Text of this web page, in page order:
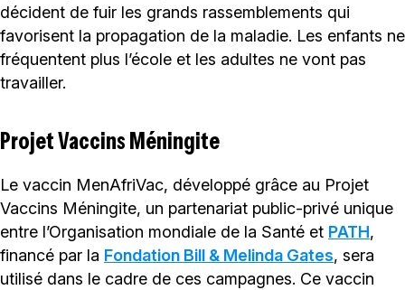
décident de fuir les grands rassemblements qui
favorisent la propagation de la maladie. Les enfants ne
fréquentent plus l’école et les adultes ne vont pas
travailler.
Projet Vaccins Méningite
Le vaccin MenAfriVac, développé grâce au Projet
Vaccins Méningite, un partenariat public-privé unique
entre l’Organisation mondiale de la Santé et PATH,
financé par la Fondation Bill & Melinda Gates, sera
utilisé dans le cadre de ces campagnes. Ce vaccin